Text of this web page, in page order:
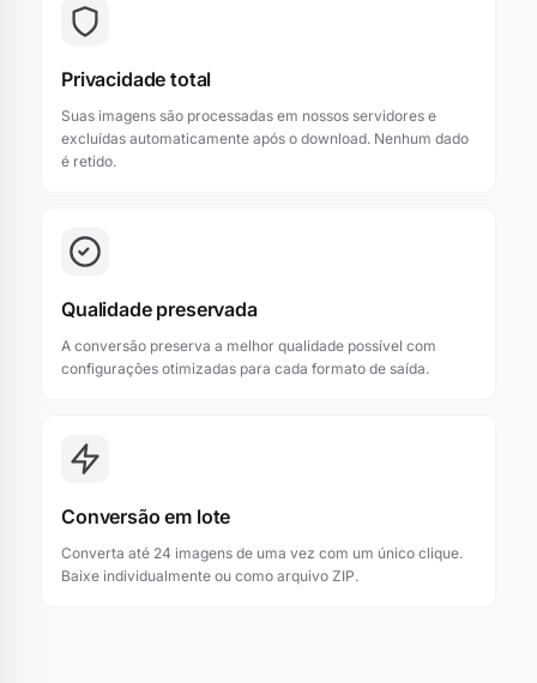
Privacidade total
Suas imagens são processadas em nossos servidores e
excluídas automaticamente após o download. Nenhum dado
é retido.
Qualidade preservada
A conversão preserva a melhor qualidade possível com
configurações otimizadas para cada formato de saída.
Conversão em lote
Converta até 24 imagens de uma vez com um único clique.
Baixe individualmente ou como arquivo ZIP.